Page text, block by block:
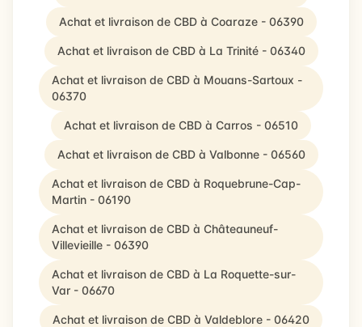
Achat et livraison de CBD à Coaraze - 06390
Achat et livraison de CBD à La Trinité - 06340
Achat et livraison de CBD à Mouans-Sartoux -
06370
Achat et livraison de CBD à Carros - 06510
Achat et livraison de CBD à Valbonne - 06560
Achat et livraison de CBD à Roquebrune-Cap-
Martin - 06190
Achat et livraison de CBD à Châteauneuf-
Villevieille - 06390
Achat et livraison de CBD à La Roquette-sur-
Var - 06670
Achat et livraison de CBD à Valdeblore - 06420